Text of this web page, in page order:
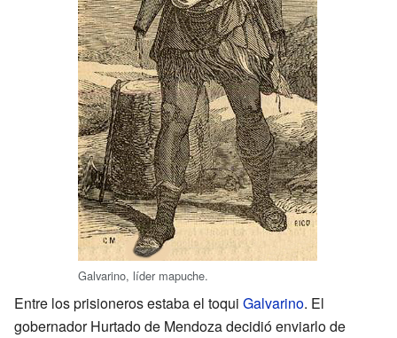
Galvarino, líder mapuche.
Entre los prisioneros estaba el toqui Galvarino. El
gobernador Hurtado de Mendoza decidió enviarlo de